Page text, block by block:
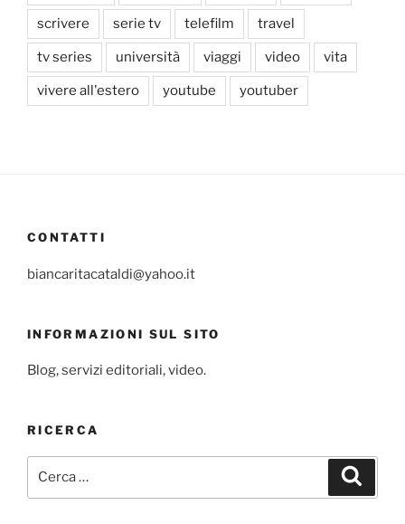
scrivere serie tv telefilm travel
tv series università viaggi video vita
vivere all'estero youtube youtuber
CONTATTI
biancaritacataldi@yahoo.it
INFORMAZIONI SUL SITO
Blog, servizi editoriali, video.
RICERCA